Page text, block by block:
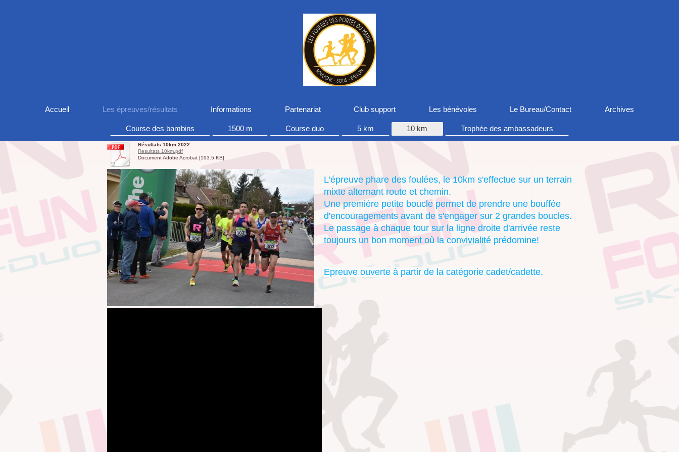
Accueil Les épreuves/résultats Informations Partenariat Club support Les bénévoles Le Bureau/Contact Archives
Course des bambins 1500 m Course duo 5 km 10 km Trophée des ambassadeurs
Résultats 10km 2022
Resultats 10km.pdf
Document Adobe Acrobat [193.5 KB]
L'épreuve phare des foulées, le 10km s'effectue sur un terrain
mixte alternant route et chemin.
Une première petite boucle permet de prendre une bouffée
d'encouragements avant de s'engager sur 2 grandes boucles.
Le passage à chaque tour sur la ligne droite d'arrivée reste
toujours un bon moment où la convivialité prédomine!
Epreuve ouverte à partir de la catégorie cadet/cadette.